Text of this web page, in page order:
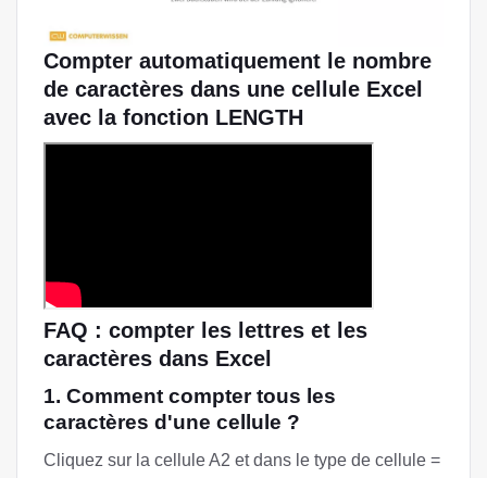
Compter automatiquement le nombre
de caractères dans une cellule Excel
avec la fonction LENGTH
FAQ : compter les lettres et les
caractères dans Excel
1. Comment compter tous les
caractères d'une cellule ?
Cliquez sur la cellule A2 et dans le type de cellule =